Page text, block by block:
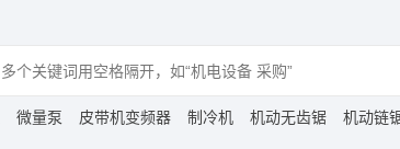
微量泵 皮带机变频器 制冷机 机动无齿锯 机动链